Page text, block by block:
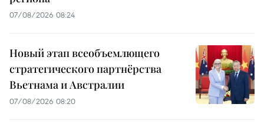
07/08/2026 08:24
Новый этап всеобъемлющего
стратегического партнёрства
Вьетнама и Австралии
07/08/2026 08:20